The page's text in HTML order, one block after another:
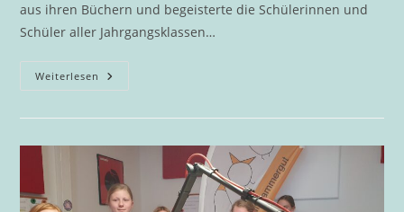
aus ihren Büchern und begeisterte die Schülerinnen und
Schüler aller Jahrgangsklassen…
Weiterlesen Autorin
Irmgard
Zu
Der
DigiMS
2
Bad
Goisern